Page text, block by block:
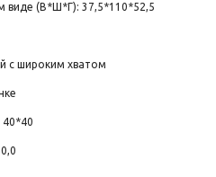
виде (В*Ш*Г): 37,5*110*52,5
с широким хватом